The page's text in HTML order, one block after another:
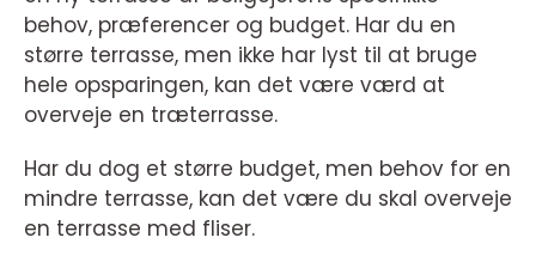
behov, præferencer og budget. Har du en
større terrasse, men ikke har lyst til at bruge
hele opsparingen, kan det være værd at
overveje en træterrasse.
Har du dog et større budget, men behov for en
mindre terrasse, kan det være du skal overveje
en terrasse med fliser.